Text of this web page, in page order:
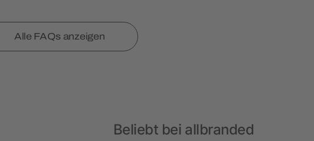
Alle FAQs anzeigen
Beliebt bei allbranded